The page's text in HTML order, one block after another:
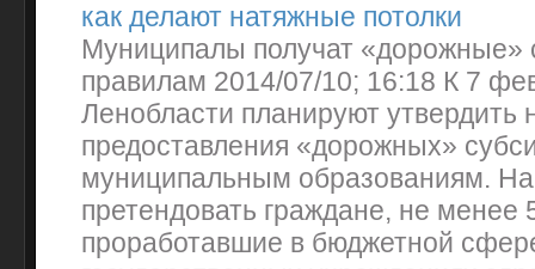
как делают натяжные потолки
Муниципалы получат «дорожные»
правилам 2014/07/10; 16:18 К 7
Ленобласти планируют утвердить
предоставления «дорожных»
муниципальным образованиям. На
претендовать граждане, не менее
проработавшие в бюджетной